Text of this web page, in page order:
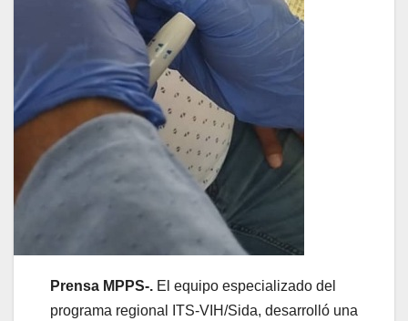
Prensa MPPS-. El equipo especializado del
programa regional ITS-VIH/Sida, desarrolló una